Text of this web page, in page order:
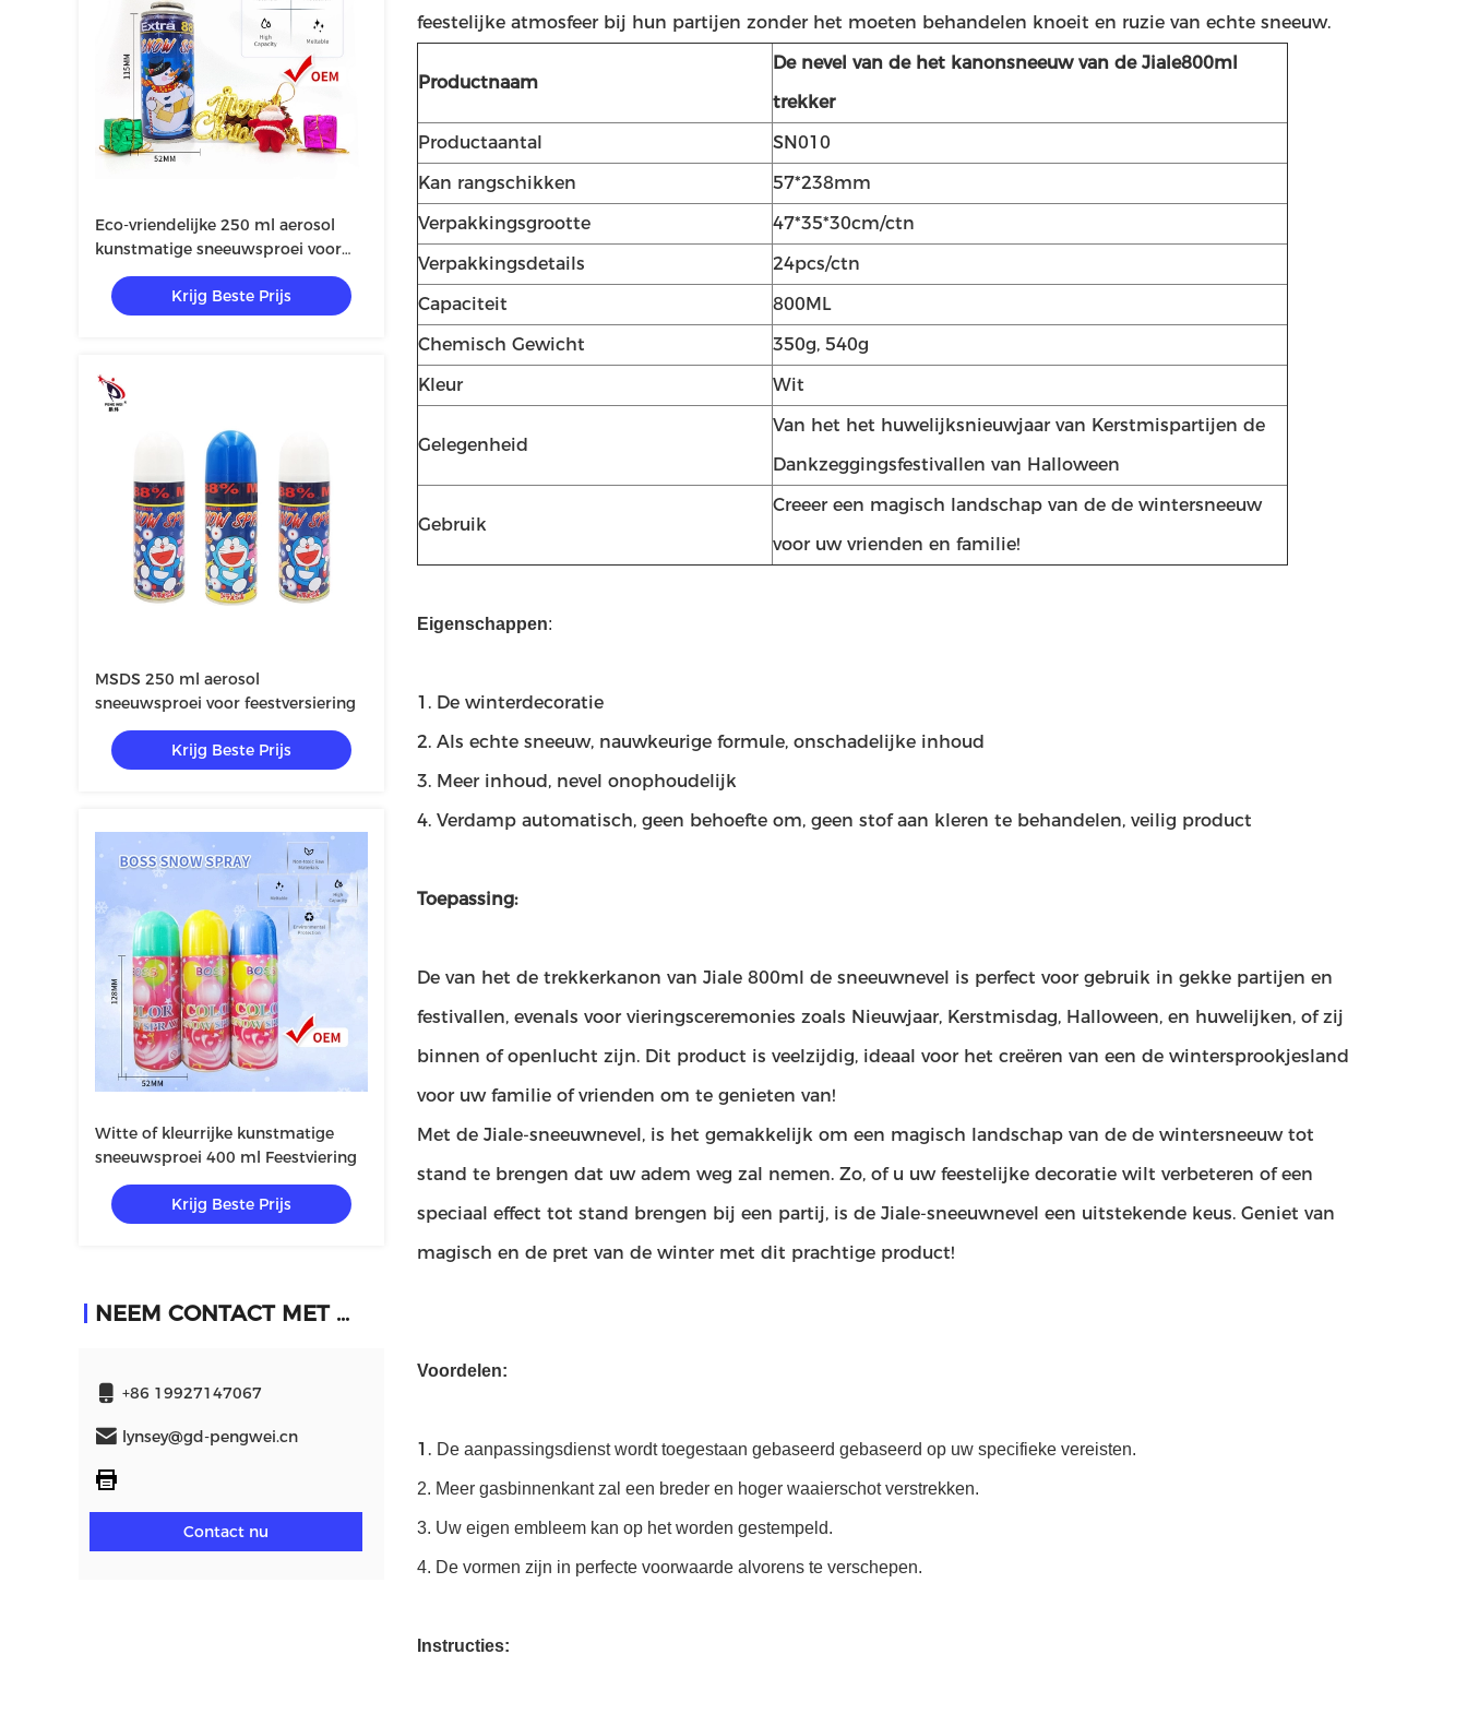
Eco-vriendelijke 250 ml aerosol
kunstmatige sneeuwsproei voor
binnenshuis
Krijg Beste Prijs
MSDS 250 ml aerosol
sneeuwsproei voor feestversiering
Krijg Beste Prijs
Witte of kleurrijke kunstmatige
sneeuwsproei 400 ml Feestviering
Krijg Beste Prijs
NEEM CONTACT MET ONS OP
+86 19927147067
lynsey@gd-pengwei.cn
Contact nu
feestelijke atmosfeer bij hun partijen zonder het moeten behandelen knoeit en ruzie van echte sneeuw.
Productnaam
De nevel van de het kanonsneeuw van de Jiale800ml
trekker
Productaantal
SN010
Kan rangschikken
57*238mm
Verpakkingsgrootte
47*35*30cm/ctn
Verpakkingsdetails
24pcs/ctn
Capaciteit
800ML
Chemisch Gewicht
350g, 540g
Kleur
Wit
Gelegenheid
Van het het huwelijksnieuwjaar van Kerstmispartijen de
Dankzeggingsfestivallen van Halloween
Gebruik
Creeer een magisch landschap van de de wintersneeuw
voor uw vrienden en familie!
Eigenschappen:
1. De winterdecoratie
2. Als echte sneeuw, nauwkeurige formule, onschadelijke inhoud
3. Meer inhoud, nevel onophoudelijk
4. Verdamp automatisch, geen behoefte om, geen stof aan kleren te behandelen, veilig product
Toepassing:
De van het de trekkerkanon van Jiale 800ml de sneeuwnevel is perfect voor gebruik in gekke partijen en
festivallen, evenals voor vieringsceremonies zoals Nieuwjaar, Kerstmisdag, Halloween, en huwelijken, of zij
binnen of openlucht zijn. Dit product is veelzijdig, ideaal voor het creëren van een de wintersprookjesland
voor uw familie of vrienden om te genieten van!
Met de Jiale-sneeuwnevel, is het gemakkelijk om een magisch landschap van de de wintersneeuw tot
stand te brengen dat uw adem weg zal nemen. Zo, of u uw feestelijke decoratie wilt verbeteren of een
speciaal effect tot stand brengen bij een partij, is de Jiale-sneeuwnevel een uitstekende keus. Geniet van
magisch en de pret van de winter met dit prachtige product!
Voordelen:
1. De aanpassingsdienst wordt toegestaan gebaseerd gebaseerd op uw specifieke vereisten.
2. Meer gasbinnenkant zal een breder en hoger waaierschot verstrekken.
3. Uw eigen embleem kan op het worden gestempeld.
4. De vormen zijn in perfecte voorwaarde alvorens te verschepen.
Instructies: